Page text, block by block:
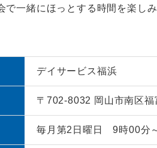
で一緒にほっとする時間を楽し
デイサービス福浜
〒702-8032 岡山市南区福
毎月第2日曜日 9時00分